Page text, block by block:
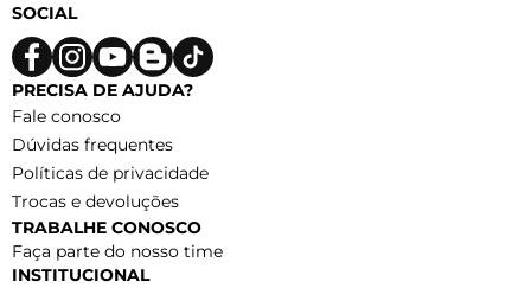
SOCIAL
PRECISA DE AJUDA?
Fale conosco
Dúvidas frequentes
Políticas de privacidade
Trocas e devoluções
TRABALHE CONOSCO
Faça parte do nosso time
INSTITUCIONAL